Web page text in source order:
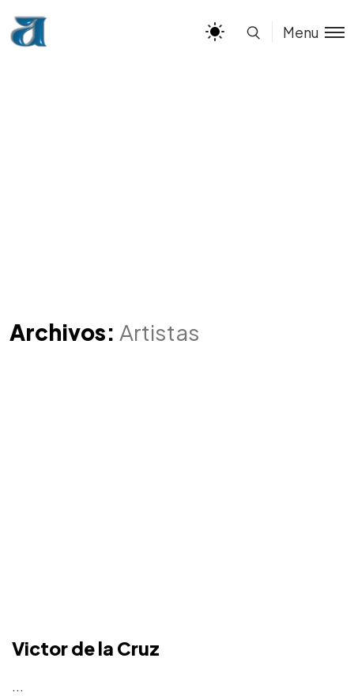
Menu
Archivos: Artistas
Victor de la Cruz
...